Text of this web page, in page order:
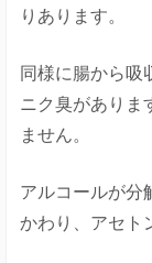
りあります。
同様に腸から吸
ニク臭がありま
ません。
アルコールが分
かわり、アセト